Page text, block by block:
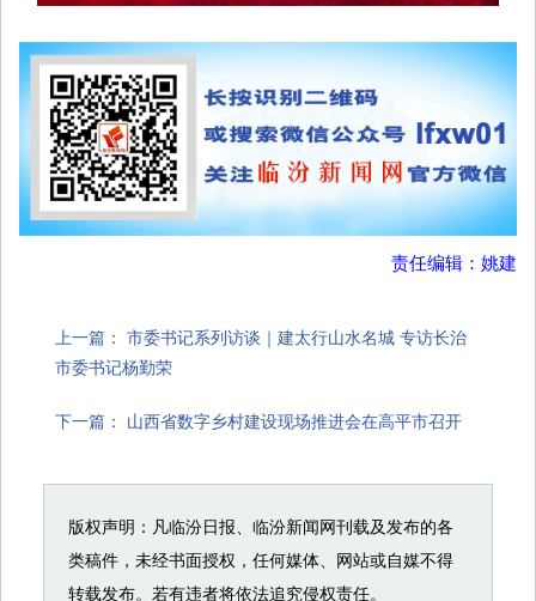
责任编辑：姚建
上一篇： 市委书记系列访谈｜建太行山水名城 专访长治
市委书记杨勤荣
下一篇： 山西省数字乡村建设现场推进会在高平市召开
版权声明：凡临汾日报、临汾新闻网刊载及发布的各
类稿件，未经书面授权，任何媒体、网站或自媒不得
转载发布。若有违者将依法追究侵权责任。